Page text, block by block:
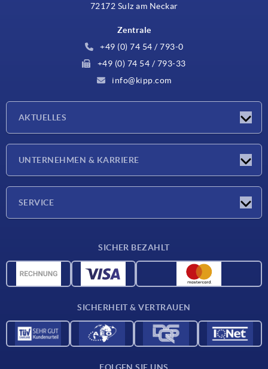
72172 Sulz am Neckar
Zentrale
+49 (0) 74 54 / 793-0
+49 (0) 74 54 / 793-33
info@kipp.com
AKTUELLES
Presseberichte
UNTERNEHMEN & KARRIERE
SERVICE
Werkstoffübersicht
SICHER BEZAHLT
SICHERHEIT & VERTRAUEN